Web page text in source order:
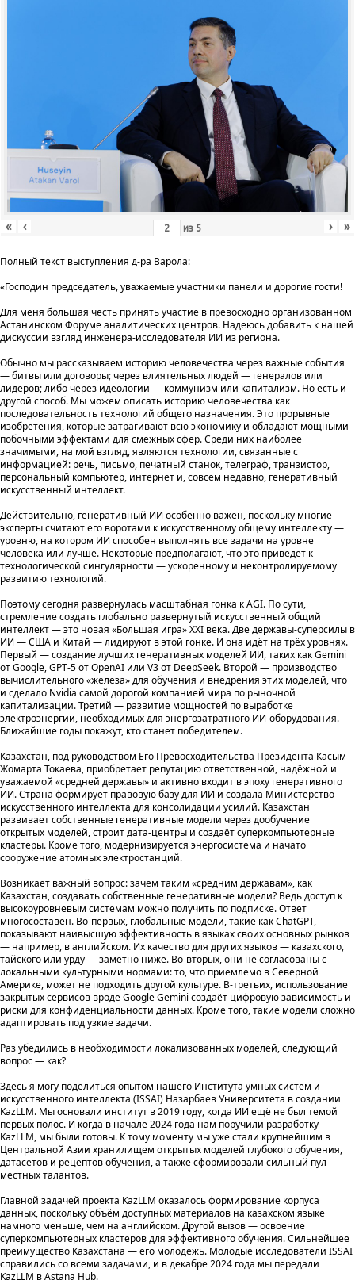
« ‹ из 5 › »
Полный текст выступления д-ра Варола:
«Господин председатель, уважаемые участники панели и дорогие гости!
Для меня большая честь принять участие в превосходно организованном
Астанинском Форуме аналитических центров. Надеюсь добавить к нашей
дискуссии взгляд инженера-исследователя ИИ из региона.
Обычно мы рассказываем историю человечества через важные события
— битвы или договоры; через влиятельных людей — генералов или
лидеров; либо через идеологии — коммунизм или капитализм. Но есть и
другой способ. Мы можем описать историю человечества как
последовательность технологий общего назначения. Это прорывные
изобретения, которые затрагивают всю экономику и обладают мощными
побочными эффектами для смежных сфер. Среди них наиболее
значимыми, на мой взгляд, являются технологии, связанные с
информацией: речь, письмо, печатный станок, телеграф, транзистор,
персональный компьютер, интернет и, совсем недавно, генеративный
искусственный интеллект.
Действительно, генеративный ИИ особенно важен, поскольку многие
эксперты считают его воротами к искусственному общему интеллекту —
уровню, на котором ИИ способен выполнять все задачи на уровне
человека или лучше. Некоторые предполагают, что это приведёт к
технологической сингулярности — ускоренному и неконтролируемому
развитию технологий.
Поэтому сегодня развернулась масштабная гонка к AGI. По сути,
стремление создать глобально развернутый искусственный общий
интеллект — это новая «Большая игра» XXI века. Две державы-суперсилы в
ИИ — США и Китай — лидируют в этой гонке. И она идёт на трёх уровнях.
Первый — создание лучших генеративных моделей ИИ, таких как Gemini
от Google, GPT-5 от OpenAI или V3 от DeepSeek. Второй — производство
вычислительного «железа» для обучения и внедрения этих моделей, что
и сделало Nvidia самой дорогой компанией мира по рыночной
капитализации. Третий — развитие мощностей по выработке
электроэнергии, необходимых для энергозатратного ИИ-оборудования.
Ближайшие годы покажут, кто станет победителем.
Казахстан, под руководством Его Превосходительства Президента Касым-
Жомарта Токаева, приобретает репутацию ответственной, надёжной и
уважаемой «средней державы» и активно входит в эпоху генеративного
ИИ. Страна формирует правовую базу для ИИ и создала Министерство
искусственного интеллекта для консолидации усилий. Казахстан
развивает собственные генеративные модели через дообучение
открытых моделей, строит дата-центры и создаёт суперкомпьютерные
кластеры. Кроме того, модернизируется энергосистема и начато
сооружение атомных электростанций.
Возникает важный вопрос: зачем таким «средним державам», как
Казахстан, создавать собственные генеративные модели? Ведь доступ к
высокоуровневым системам можно получить по подписке. Ответ
многосоставен. Во-первых, глобальные модели, такие как ChatGPT,
показывают наивысшую эффективность в языках своих основных рынков
— например, в английском. Их качество для других языков — казахского,
тайского или урду — заметно ниже. Во-вторых, они не согласованы с
локальными культурными нормами: то, что приемлемо в Северной
Америке, может не подходить другой культуре. В-третьих, использование
закрытых сервисов вроде Google Gemini создаёт цифровую зависимость и
риски для конфиденциальности данных. Кроме того, такие модели сложно
адаптировать под узкие задачи.
Раз убедились в необходимости локализованных моделей, следующий
вопрос — как?
Здесь я могу поделиться опытом нашего Института умных систем и
искусственного интеллекта (ISSAI) Назарбаев Университета в создании
KazLLM. Мы основали институт в 2019 году, когда ИИ ещё не был темой
первых полос. И когда в начале 2024 года нам поручили разработку
KazLLM, мы были готовы. К тому моменту мы уже стали крупнейшим в
Центральной Азии хранилищем открытых моделей глубокого обучения,
датасетов и рецептов обучения, а также сформировали сильный пул
местных талантов.
Главной задачей проекта KazLLM оказалось формирование корпуса
данных, поскольку объём доступных материалов на казахском языке
намного меньше, чем на английском. Другой вызов — освоение
суперкомпьютерных кластеров для эффективного обучения. Сильнейшее
преимущество Казахстана — его молодёжь. Молодые исследователи ISSAI
справились со всеми задачами, и в декабре 2024 года мы передали
KazLLM в Astana Hub.